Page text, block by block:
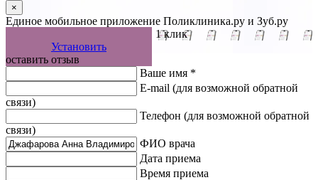
×
Единое мобильное приложение Поликлиника.ру и Зуб.ру
Управляйте записью к врачу в 1 клик
Установить
оставить отзыв
Ваше имя *
E-mail (для возможной обратной
связи)
Телефон (для возможной обратной
связи)
ФИО врача
Дата приема
Время приема